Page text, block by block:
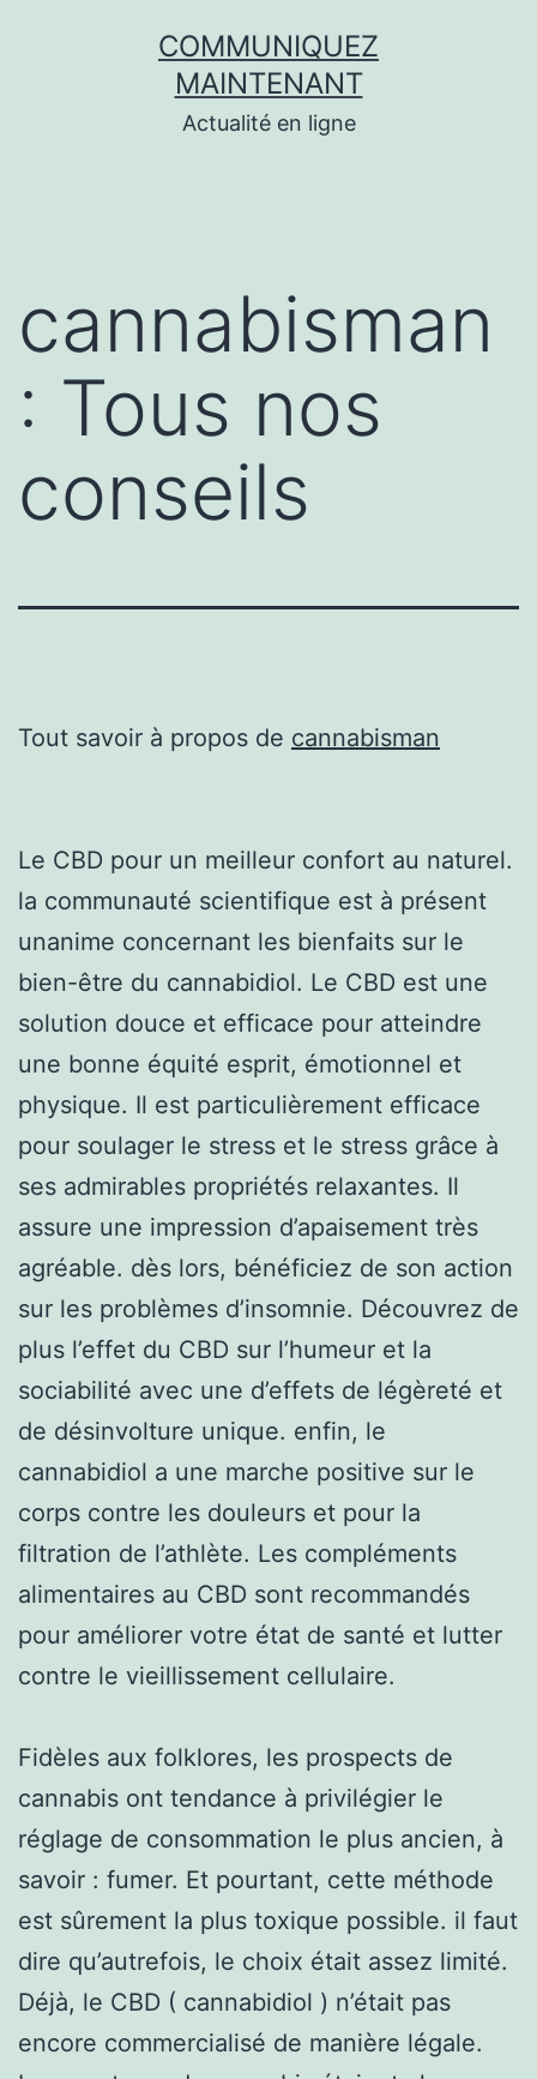
COMMUNIQUEZ
MAINTENANT
Actualité en ligne
cannabisman
: Tous nos
conseils
Tout savoir à propos de cannabisman
Le CBD pour un meilleur confort au naturel.
la communauté scientifique est à présent
unanime concernant les bienfaits sur le
bien-être du cannabidiol. Le CBD est une
solution douce et efficace pour atteindre
une bonne équité esprit, émotionnel et
physique. Il est particulièrement efficace
pour soulager le stress et le stress grâce à
ses admirables propriétés relaxantes. Il
assure une impression d’apaisement très
agréable. dès lors, bénéficiez de son action
sur les problèmes d’insomnie. Découvrez de
plus l’effet du CBD sur l’humeur et la
sociabilité avec une d’effets de légèreté et
de désinvolture unique. enfin, le
cannabidiol a une marche positive sur le
corps contre les douleurs et pour la
filtration de l’athlète. Les compléments
alimentaires au CBD sont recommandés
pour améliorer votre état de santé et lutter
contre le vieillissement cellulaire.
Fidèles aux folklores, les prospects de
cannabis ont tendance à privilégier le
réglage de consommation le plus ancien, à
savoir : fumer. Et pourtant, cette méthode
est sûrement la plus toxique possible. il faut
dire qu’autrefois, le choix était assez limité.
Déjà, le CBD ( cannabidiol ) n’était pas
encore commercialisé de manière légale.